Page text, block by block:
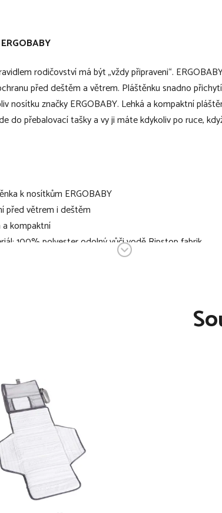
rodičovství má být „vždy připraveni“.
před deštěm a větrem. Pláštěnku snadno
nosítku značky ERGOBABY. Lehká a kompaktní
do přebalovací tašky a vy ji máte kdykoliv po ruce,
k nosítkům ERGOBABY
před větrem i deštěm
a kompaktní
100% polyester odolný vůči vodě Ripstop fabrik
okamžiku připevníte pláštěnku na nosítko pomocí